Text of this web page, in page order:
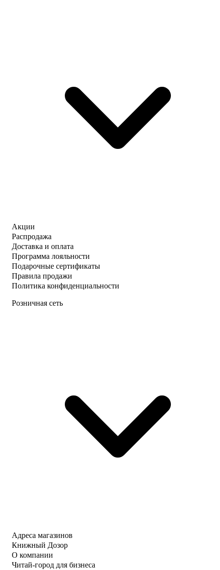
Акции
Распродажа
Доставка и оплата
Программа лояльности
Подарочные сертификаты
Правила продажи
Политика конфиденциальности
Розничная сеть
Адреса магазинов
Книжный Дозор
О компании
Читай-город для бизнеса